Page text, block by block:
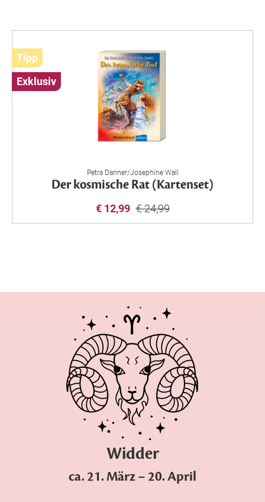
Tipp
Exklusiv
Petra Danner/Josephine Wall
Der kosmische Rat (Kartenset)
€ 12,99 € 24,99
Widder
ca. 21. März – 20. April